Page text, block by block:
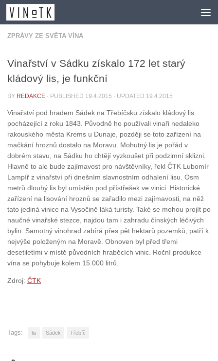
Skip to content
ZPRÁVY ZE SVĚTA VÍNA
Vinařství v Sádku získalo 172 let starý
kládový lis, je funkční
BY REDAKCE · PUBLISHED 19.4.2015 · UPDATED 19.4.2015
Vinařství pod hradem Sádek na Třebíčsku získalo kládový lis
pocházející z roku 1843. Původně ho používali vinaři nedaleko
rakouského města Krems u Dunaje, později se toto zařízení na
mačkání hroznů dostalo na Moravu. Mohutný lis je pořád v
dobrém stavu, na Sádku ho chtějí vyzkoušet při podzimní sklizni.
Hlavně to ale bude zajímavost pro návštěvníky, řekl ČTK Lubomír
Lampíř z vinařství při dnešním slavnostním odhalení lisu. Osm
metrů dlouhý lis byl umístěn pod přístřešek ve vinici. Historické
zařízení na lisování hroznů se zařadilo mezi zajímavosti, na něž
tato jediná vinice na Vysočině láká turisty. Také se mohou projít po
naučné vinařské stezce, najdou tam i zahradu čínských léčivých
bylin. Samotný vinohrad zabírá přes pět hektarů pozemků, patří k
nejvýše položeným na Moravě. Obnoven byl před třemi
desetiletími v místě původních hraběcích vinic. Roční produkce
vína se pohybuje kolem 15.000 litrů.
Zdroj: ČTK
Tags: lis Sádek Třebíč